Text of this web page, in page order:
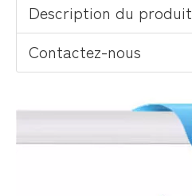
Description du produit
Contactez-nous